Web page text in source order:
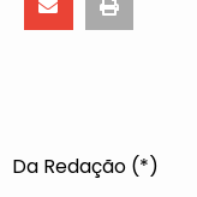
Da Redação (*)